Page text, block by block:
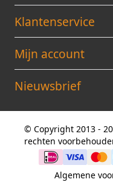
Klantenservice
Mijn account
Nieuwsbrief
© Copyright 2013 -
rechten
Algemene